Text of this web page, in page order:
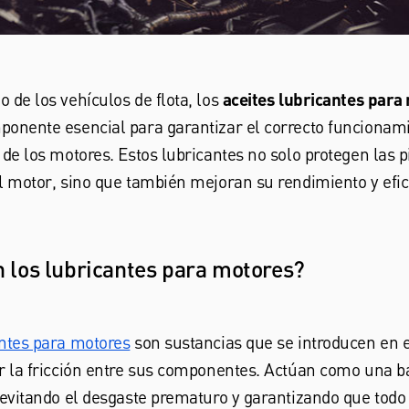
de los vehículos de flota, losaceites lubricantes para
esencial para garantizar el correcto
los motores. Estos lubricantes no solo protegen las
motor, sino que también mejoran su rendimiento y
los lubricantes para motores?
para motoresson sustancias que se introducen en
la fricción entre sus componentes. Actúan como una
el desgaste prematuro y garantizando que